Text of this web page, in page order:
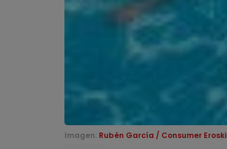
Imagen: Rubén García / Consumer Eroski